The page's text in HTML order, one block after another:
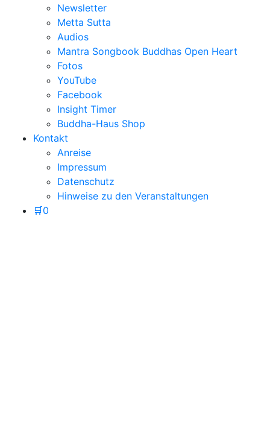
Newsletter
Metta Sutta
Audios
Mantra Songbook Buddhas Open Heart
Fotos
YouTube
Facebook
Insight Timer
Buddha-Haus Shop
Kontakt
Anreise
Impressum
Datenschutz
Hinweise zu den Veranstaltungen
🛒0